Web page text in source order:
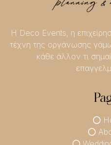
Η Deco Events, η
τέχνη της οργάνωσης
κάθε άλλον τι